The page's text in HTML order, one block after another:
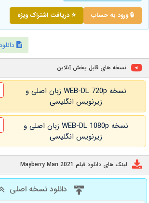
🔒 ورود به حساب ⭐ دریافت اشتراک ویژه
نسخه های قابل پخش آنلاین
نسخه WEB-DL 720p زبان اصلی و
زیرنویس انگلیسی
نسخه WEB-DL 1080p زبان اصلی و
زیرنویس انگلیسی
لینک های دانلود فیلم Mayberry Man 2021
دانلود نسخه اصلی